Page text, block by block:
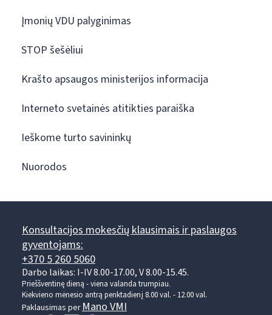
Įmonių VDU palyginimas
STOP šešėliui
Krašto apsaugos ministerijos informacija
Interneto svetainės atitikties paraiška
Ieškome turto savininkų
Nuorodos
Konsultacijos mokesčių klausimais ir paslaugos
gyventojams:
+370 5 260 5060
Darbo laikas: I-IV 8.00-17.00, V 8.00-15.45.
Prieššventinę dieną - viena valanda trumpiau.
Kiekvieno mėnesio antrą penktadienį 8.00 val. - 12.00 val.
Paklausimas perMano VMI